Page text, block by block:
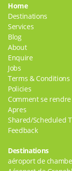
Home
Destinations
Services
Blog
About
Enquire
Jobs
Terms & Conditions
Policies
Comment se
Apres
Shared/Scheduled
Feedback
Destinations
aéroport de